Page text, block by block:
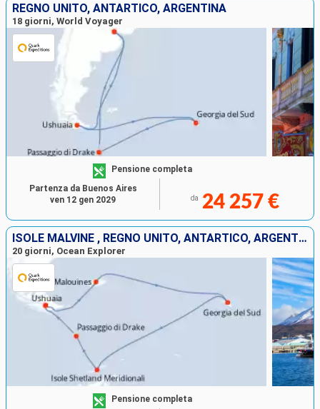
REGNO UNITO, ANTARTICO, ARGENTINA
18 giorni, World Voyager
Pensione completa
da 24 257 €
Partenza da Buenos Aires
ven 12 gen 2029
ISOLE MALVINE , REGNO UNITO, ANTARTICO, ARGENTINA
20 giorni, Ocean Explorer
Pensione completa